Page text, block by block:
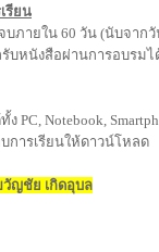
รียน
จบภายใน 60 วัน (นับจาก
รับหนังสือผ่านการอบรม
PC, Notebook,
การเรียนให้ดาวน์โหลด
วัญชัย เกิดอุบล